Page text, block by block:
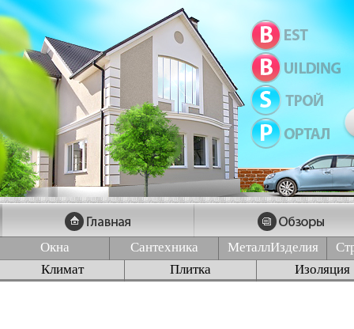
Окна Сантехника МеталлИзделия
Климат
Плитка Изоляция